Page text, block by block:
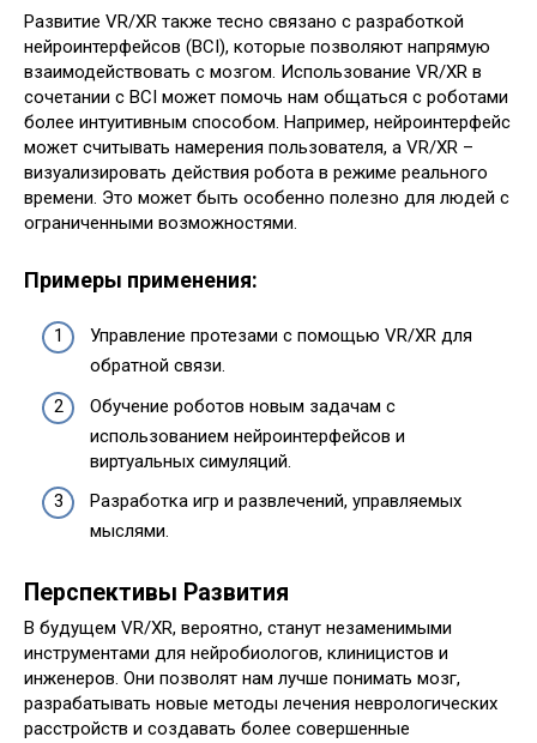
Развитие VR/XR также тесно связано с разработкой
нейроинтерфейсов (BCI), которые позволяют напрямую
взаимодействовать с мозгом. Использование VR/XR в
сочетании с BCI может помочь нам общаться с роботами
более интуитивным способом. Например, нейроинтерфейс
может считывать намерения пользователя, а VR/XR –
визуализировать действия робота в режиме реального
времени. Это может быть особенно полезно для людей с
ограниченными возможностями.
Примеры применения:
Управление протезами с помощью VR/XR для
обратной связи.
Обучение роботов новым задачам с
использованием нейроинтерфейсов и
виртуальных симуляций.
Разработка игр и развлечений, управляемых
мыслями.
Перспективы Развития
В будущем VR/XR, вероятно, станут незаменимыми
инструментами для нейробиологов, клиницистов и
инженеров. Они позволят нам лучше понимать мозг,
разрабатывать новые методы лечения неврологических
расстройств и создавать более совершенные